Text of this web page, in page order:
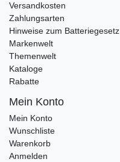
Versandkosten
Zahlungsarten
Hinweise zum Batteriegesetz
Markenwelt
Themenwelt
Kataloge
Rabatte
Mein Konto
Mein Konto
Wunschliste
Warenkorb
Anmelden